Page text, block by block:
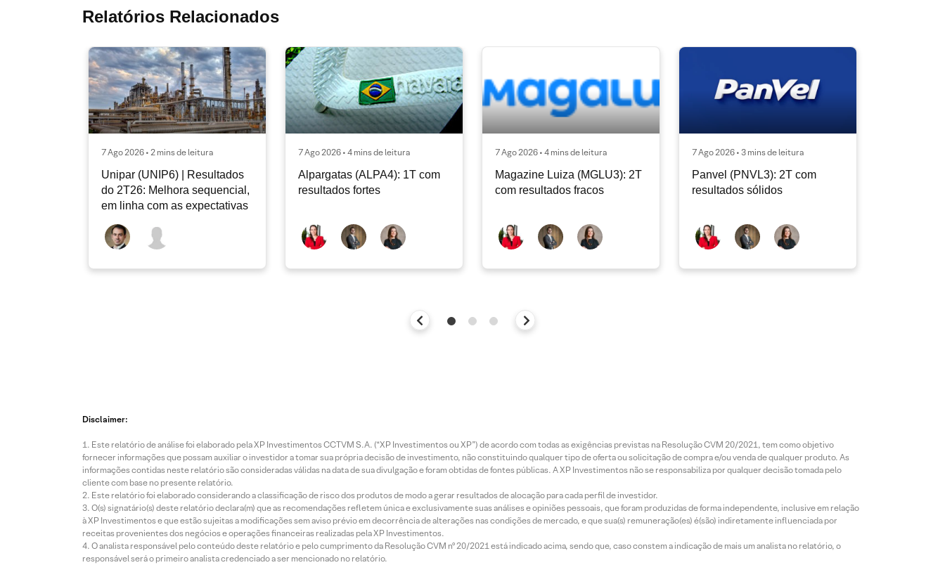
Relatórios Relacionados
7 Ago 2026 • 2 mins de leitura
Unipar (UNIP6) | Resultados
do 2T26: Melhora sequencial,
em linha com as expectativas
7 Ago 2026 • 4 mins de leitura
Alpargatas (ALPA4): 1T com
resultados fortes
7 Ago 2026 • 4 mins de leitura
Magazine Luiza (MGLU3): 2T
com resultados fracos
7 Ago 2026 • 3 mins de leitura
Panvel (PNVL3): 2T com
resultados sólidos
Disclaimer:
Este relatório de análise foi elaborado pela XP Investimentos CCTVM S.A. (“XP Investimentos ou XP”) de acordo com todas as exigências previstas na Resolução CVM 20/2021, tem como objetivo
fornecer informações que possam auxiliar o investidor a tomar sua própria decisão de investimento, não constituindo qualquer tipo de oferta ou solicitação de compra e/ou venda de qualquer produto. As
informações contidas neste relatório são consideradas válidas na data de sua divulgação e foram obtidas de fontes públicas. A XP Investimentos não se responsabiliza por qualquer decisão tomada pelo
cliente com base no presente relatório.
Este relatório foi elaborado considerando a classificação de risco dos produtos de modo a gerar resultados de alocação para cada perfil de investidor.
O(s) signatário(s) deste relatório declara(m) que as recomendações refletem única e exclusivamente suas análises e opiniões pessoais, que foram produzidas de forma independente, inclusive em relação
à XP Investimentos e que estão sujeitas a modificações sem aviso prévio em decorrência de alterações nas condições de mercado, e que sua(s) remuneração(es) é(são) indiretamente influenciada por
receitas provenientes dos negócios e operações financeiras realizadas pela XP Investimentos.
O analista responsável pelo conteúdo deste relatório e pelo cumprimento da Resolução CVM nº 20/2021 está indicado acima, sendo que, caso constem a indicação de mais um analista no relatório, o
responsável será o primeiro analista credenciado a ser mencionado no relatório.